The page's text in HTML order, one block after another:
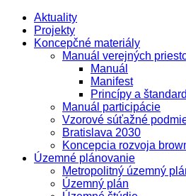
Aktuality
Projekty
Koncepčné materiály
Manuál verejných
Manuál
Manifest
Princípy a
Manuál participácie
Vzorové súťažné
Bratislava 2030
Koncepcia rozvoja
Územné plánovanie
Metropolitný územný
Územný plán